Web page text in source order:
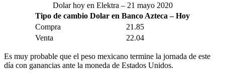
Dolar hoy en Elektra – 21 mayo 2020
Tipo de cambio Dolar en Banco Azteca – Hoy
Compra
21.85
Venta
22.04
Es muy probable que el peso mexicano termine la jornada de este
día con ganancias ante la moneda de Estados Unidos.